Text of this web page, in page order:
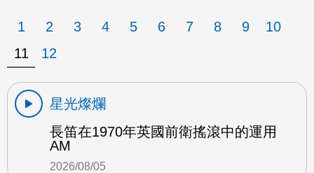
1 2 3 4 5 6 7 8 9
10
11
12
星光燦爛
長笛在1970年英國前衛搖滾中的運用
AM
2026/08/05